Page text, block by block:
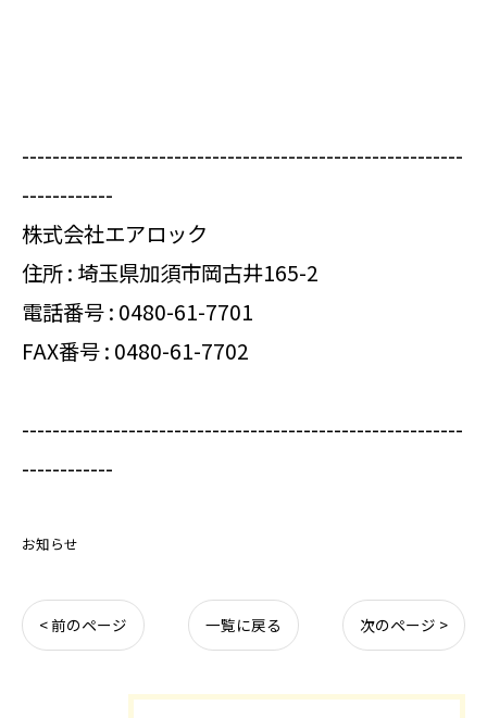
----------------------------------------------------------
------------
株式会社エアロック
住所 : 埼玉県加須市岡古井165-2
電話番号 : 0480-61-7701
FAX番号 : 0480-61-7702
----------------------------------------------------------
------------
お知らせ
< 前のページ 一覧に戻る 次のページ >